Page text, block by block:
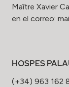
Maître Xavier
en el correo:
HOSPES
(+34) 963 162